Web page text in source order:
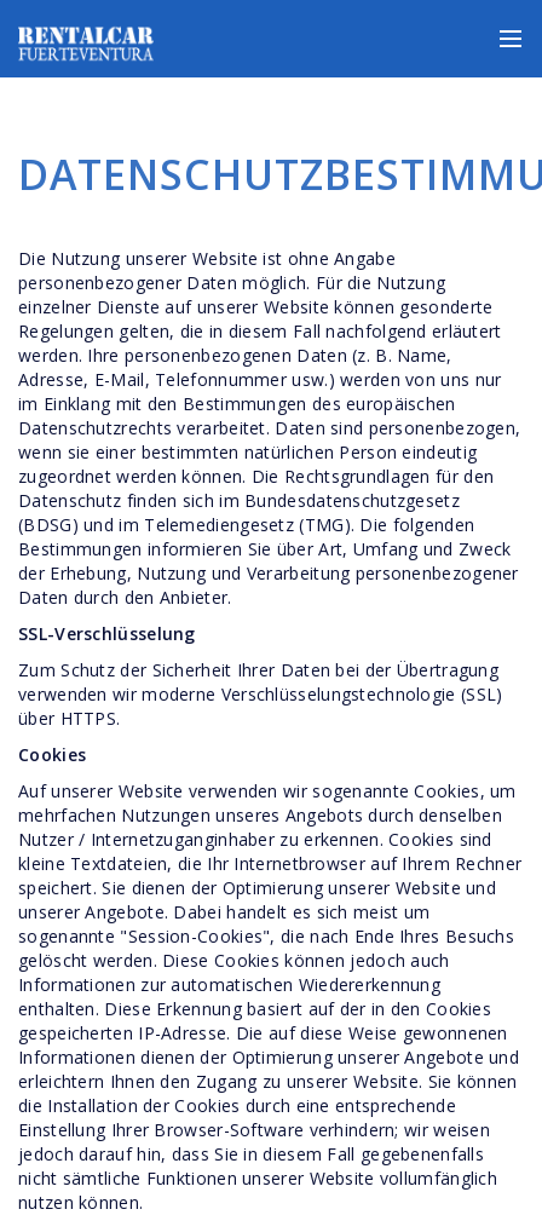
Die Nutzung unserer Website ist ohne Angabe
personenbezogener Daten möglich. Für die Nutzung
einzelner Dienste auf unserer Website können gesonderte
Regelungen gelten, die in diesem Fall nachfolgend erläutert
werden. Ihre personenbezogenen Daten (z. B. Name,
Adresse, E-Mail, Telefonnummer usw.) werden von uns nur
im Einklang mit den Bestimmungen des europäischen
Datenschutzrechts verarbeitet. Daten sind personenbezogen,
wenn sie einer bestimmten natürlichen Person eindeutig
zugeordnet werden können. Die Rechtsgrundlagen für den
Datenschutz finden sich im Bundesdatenschutzgesetz
(BDSG) und im Telemediengesetz (TMG). Die folgenden
Bestimmungen informieren Sie über Art, Umfang und Zweck
der Erhebung, Nutzung und Verarbeitung personenbezogener
Daten durch den Anbieter.
SSL-Verschlüsselung
Zum Schutz der Sicherheit Ihrer Daten bei der Übertragung
verwenden wir moderne Verschlüsselungstechnologie (SSL)
über HTTPS.
Cookies
Auf unserer Website verwenden wir sogenannte Cookies, um
mehrfachen Nutzungen unseres Angebots durch denselben
Nutzer / Internetzuganginhaber zu erkennen. Cookies sind
kleine Textdateien, die Ihr Internetbrowser auf Ihrem Rechner
speichert. Sie dienen der Optimierung unserer Website und
unserer Angebote. Dabei handelt es sich meist um
sogenannte "Session-Cookies", die nach Ende Ihres Besuchs
gelöscht werden. Diese Cookies können jedoch auch
Informationen zur automatischen Wiedererkennung
enthalten. Diese Erkennung basiert auf der in den Cookies
gespeicherten IP-Adresse. Die auf diese Weise gewonnenen
Informationen dienen der Optimierung unserer Angebote und
erleichtern Ihnen den Zugang zu unserer Website. Sie können
die Installation der Cookies durch eine entsprechende
Einstellung Ihrer Browser-Software verhindern; wir weisen
jedoch darauf hin, dass Sie in diesem Fall gegebenenfalls
nicht sämtliche Funktionen unserer Website vollumfänglich
nutzen können.